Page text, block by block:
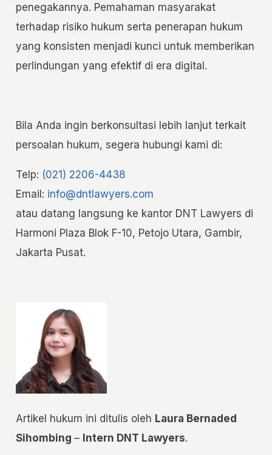
penegakannya. Pemahaman masyarakat
terhadap risiko hukum serta penerapan hukum
yang konsisten menjadi kunci untuk memberikan
perlindungan yang efektif di era digital.
Bila Anda ingin berkonsultasi lebih lanjut terkait
persoalan hukum, segera hubungi kami di:
Telp: (021) 2206-4438
Email: info@dntlawyers.com
atau datang langsung ke kantor DNT Lawyers di
Harmoni Plaza Blok F-10, Petojo Utara, Gambir,
Jakarta Pusat.
Artikel hukum ini ditulis oleh Laura Bernaded
Sihombing – Intern DNT Lawyers.